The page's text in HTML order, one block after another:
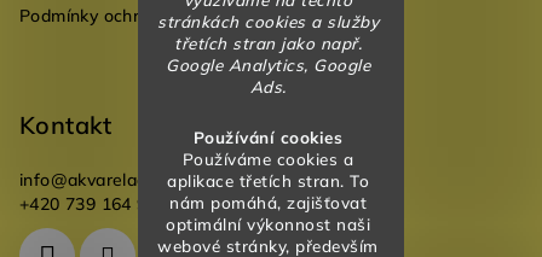
stránkách cookies a služby
třetích stran jako např.
Google Analytics, Google
Ads.
Používání cookies
Používáme cookies a
aplikace třetích stran. To
nám pomáhá, zajišťovat
optimální výkonnost naši
webové stránky, především
Podmínky ochrany osobních údajů
Kontakt
info@akvareladesign.cz
+420 739 164 946